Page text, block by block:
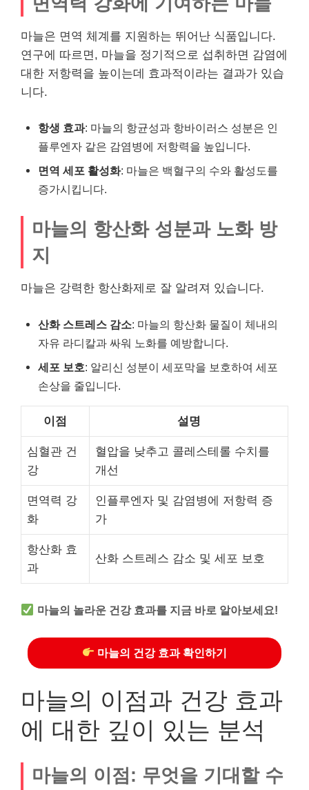
마늘은 면역 체계를 지원하는 뛰어난 식품입니다.
연구에 따르면, 마늘을 정기적으로 섭취하면 감염에
대한 저항력을 높이는데 효과적이라는 결과가 있습
니다.
항생 효과: 마늘의 항균성과 항바이러스 성분은 인
플루엔자 같은 감염병에 저항력을 높입니다.
면역 세포 활성화: 마늘은 백혈구의 수와 활성도를
증가시킵니다.
마늘의 항산화 성분과 노화 방
지
마늘은 강력한 항산화제로 잘 알려져 있습니다.
산화 스트레스 감소: 마늘의 항산화 물질이 체내의
자유 라디칼과 싸워 노화를 예방합니다.
세포 보호: 알리신 성분이 세포막을 보호하여 세포
손상을 줄입니다.
이점 설명
심혈관 건
강
혈압을 낮추고 콜레스테롤 수치를
개선
면역력 강
화
인플루엔자 및 감염병에 저항력 증
가
항산화 효
과
산화 스트레스 감소 및 세포 보호
마늘의 놀라운 건강 효과를 지금 바로 알아보세요!
마늘의 건강 효과 확인하기
마늘의 이점과 건강 효과
에 대한 깊이 있는 분석
마늘의 이점: 무엇을 기대할 수